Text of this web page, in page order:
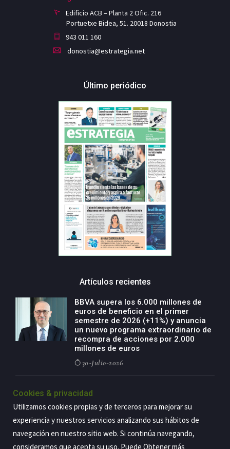
Edificio ACB – Planta 2 Ofic. 216
Portuetxe Bidea, 51. 20018 Donostia
943 011 160
donostia@estrategia.net
Último periódico
Artículos recientes
BBVA supera los 6.000 millones de
euros de beneficio en el primer
semestre de 2026 (+11%) y anuncia
un nuevo programa extraordinario de
recompra de acciones por 2.000
millones de euros
30-Julio-2026
BBVA acelera el crecimiento de su
negocio agro con un modelo global
de especialización presente en siete
29-Julio-2026
Cookies & privacidad
Utilizamos cookies propias y de terceros para mejorar su
experiencia y nuestros servicios analizando sus hábitos de
navegación en nuestro sitio web. Si continúa navegando,
consideramos que acepta su uso. Puede Obtener más